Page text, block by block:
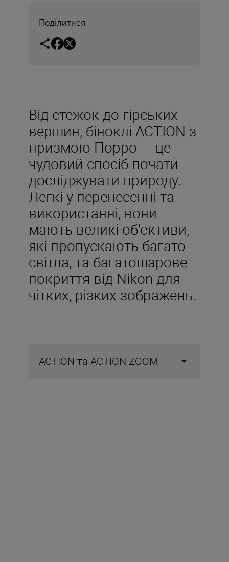
Поділитися
Від стежок до гірських
вершин, біноклі ACTION з
призмою Порро — це
чудовий спосіб почати
досліджувати природу.
Легкі у перенесенні та
використанні, вони
мають великі об'єктиви,
які пропускають багато
світла, та багатошарове
покриття від Nikon для
чітких, різких зображень.
ACTION та ACTION ZOOM